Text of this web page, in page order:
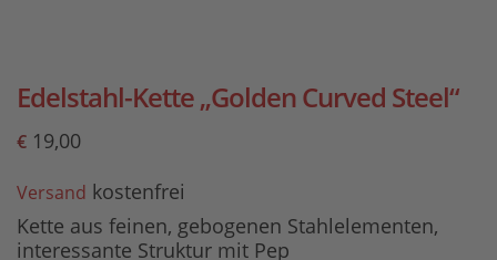
Edelstahl-Kette „Golden Curved Steel“
€ 19,00
Versand kostenfrei
Kette aus feinen, gebogenen Stahlelementen,
interessante Struktur mit Pep